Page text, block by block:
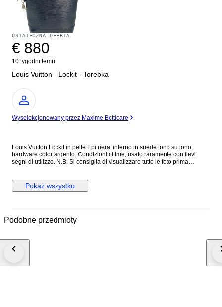
OSTATECZNA OFERTA
€ 880
10 tygodni temu
Louis Vuitton - Lockit - Torebka
Ekspert
Wyselekcjonowany przez Maxime Betticare
Louis Vuitton Lockit in pelle Epi nera, interno in suede tono su tono,
hardware color argento. Condizioni ottime, usato raramente con lievi
segni di utilizzo. N.B. Si consiglia di visualizzare tutte le foto prima
Pokaż wszystko
Podobne przedmioty